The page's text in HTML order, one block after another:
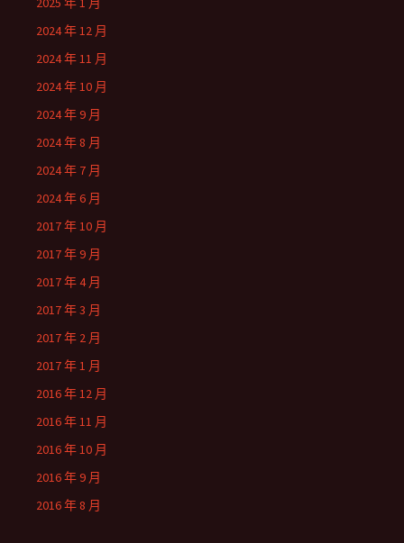
2024 年 12 月
2024 年 11 月
2024 年 10 月
2024 年 9 月
2024 年 8 月
2024 年 7 月
2024 年 6 月
2017 年 10 月
2017 年 9 月
2017 年 4 月
2017 年 3 月
2017 年 2 月
2017 年 1 月
2016 年 12 月
2016 年 11 月
2016 年 10 月
2016 年 9 月
2016 年 8 月